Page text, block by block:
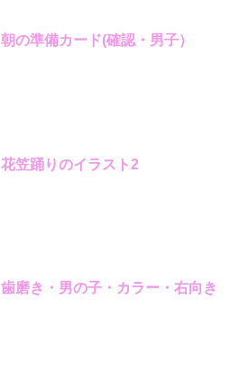
朝の準備カード(確認・男子）
花笠踊りのイラスト2
歯磨き・男の子・カラー・右向き